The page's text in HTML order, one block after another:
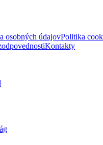
osobných údajovPolitika
Kontakty